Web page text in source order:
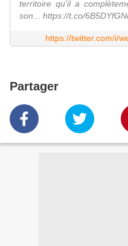
territoire qu'il a
son... https://t.co/
https://twitter.com/i/
Partager